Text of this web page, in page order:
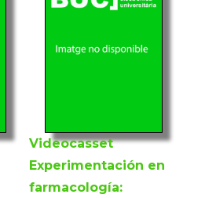
Videocasset
Experimentación en
farmacología: